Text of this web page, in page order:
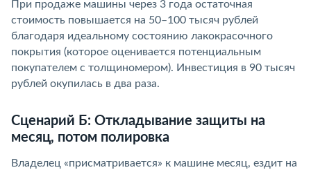
При продаже машины через 3 года остаточная
стоимость повышается на 50–100 тысяч рублей
благодаря идеальному состоянию лакокрасочного
покрытия (которое оценивается потенциальным
покупателем с толщиномером). Инвестиция в 90 тысяч
рублей окупилась в два раза.
Сценарий Б: Откладывание защиты на
месяц, потом полировка
Владелец «присматривается» к машине месяц, ездит на